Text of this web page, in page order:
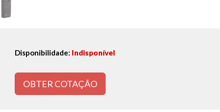
Disponibilidade: Indisponível
OBTER COTAÇÃO